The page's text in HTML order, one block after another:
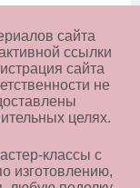
сайта
ссылки
сайта
не
целях.
классы с
изготовлению,